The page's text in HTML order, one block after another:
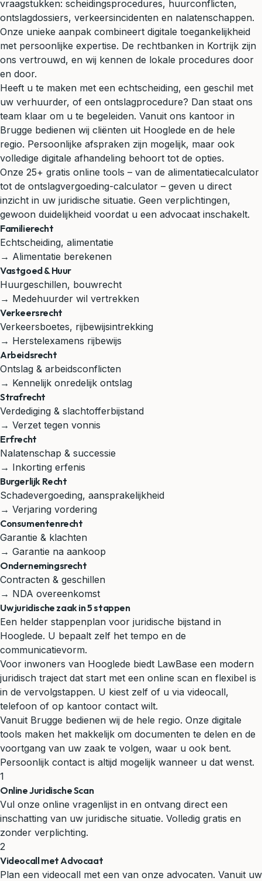
vraagstukken: scheidingsprocedures, huurconflicten,
ontslagdossiers, verkeersincidenten en nalatenschappen.
Onze unieke aanpak combineert digitale toegankelijkheid
met persoonlijke expertise. De rechtbanken in Kortrijk zijn
ons vertrouwd, en wij kennen de lokale procedures door
en door.
Heeft u te maken met een echtscheiding, een geschil met
uw verhuurder, of een ontslagprocedure? Dan staat ons
team klaar om u te begeleiden. Vanuit ons kantoor in
Brugge bedienen wij cliënten uit Hooglede en de hele
regio. Persoonlijke afspraken zijn mogelijk, maar ook
volledige digitale afhandeling behoort tot de opties.
Onze 25+ gratis online tools – van de alimentatiecalculator
tot de ontslagvergoeding-calculator – geven u direct
inzicht in uw juridische situatie. Geen verplichtingen,
gewoon duidelijkheid voordat u een advocaat inschakelt.
Familierecht
Echtscheiding, alimentatie
→ Alimentatie berekenen
Vastgoed & Huur
Huurgeschillen, bouwrecht
→ Medehuurder wil vertrekken
Verkeersrecht
Verkeersboetes, rijbewijsintrekking
→ Herstelexamens rijbewijs
Arbeidsrecht
Ontslag & arbeidsconflicten
→ Kennelijk onredelijk ontslag
Strafrecht
Verdediging & slachtofferbijstand
→ Verzet tegen vonnis
Erfrecht
Nalatenschap & successie
→ Inkorting erfenis
Burgerlijk Recht
Schadevergoeding, aansprakelijkheid
→ Verjaring vordering
Consumentenrecht
Garantie & klachten
→ Garantie na aankoop
Ondernemingsrecht
Contracten & geschillen
→ NDA overeenkomst
Uw juridische zaak in 5 stappen
Een helder stappenplan voor juridische bijstand in
Hooglede. U bepaalt zelf het tempo en de
communicatievorm.
Voor inwoners van Hooglede biedt LawBase een modern
juridisch traject dat start met een online scan en flexibel is
in de vervolgstappen. U kiest zelf of u via videocall,
telefoon of op kantoor contact wilt.
Vanuit Brugge bedienen wij de hele regio. Onze digitale
tools maken het makkelijk om documenten te delen en de
voortgang van uw zaak te volgen, waar u ook bent.
Persoonlijk contact is altijd mogelijk wanneer u dat wenst.
1
Online Juridische Scan
Vul onze online vragenlijst in en ontvang direct een
inschatting van uw juridische situatie. Volledig gratis en
zonder verplichting.
2
Videocall met Advocaat
Plan een videocall met een van onze advocaten. Vanuit uw